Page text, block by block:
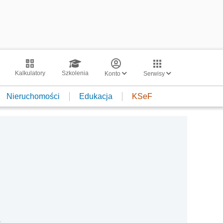
Kalkulatory Szkolenia Konto Serwisy
Nieruchomości Edukacja KSeF